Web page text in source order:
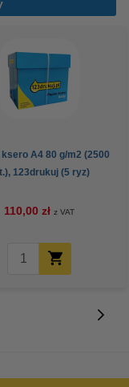
ksero A4 80 g/m2 (2500
123drukuj (5 ryz)
110,00 zł z VAT